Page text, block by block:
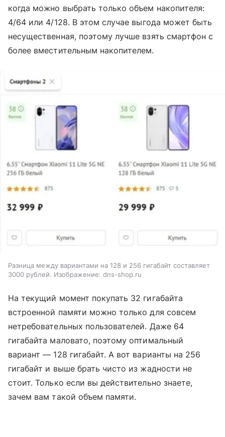
когда можно выбрать только объем накопителя:
4/64 или 4/128. В этом случае выгода может быть
несущественная, поэтому лучше взять смартфон с
более вместительным накопителем.
Разница между вариантами на 128 и 256 гигабайт составляет
3000 рублей. Изображение: dns-shop.ru
На текущий момент покупать 32 гигабайта
встроенной памяти можно только для совсем
нетребовательных пользователей. Даже 64
гигабайта маловато, поэтому оптимальный
вариант — 128 гигабайт. А вот варианты на 256
гигабайт и выше брать чисто из жадности не
стоит. Только если вы действительно знаете,
зачем вам такой объем памяти.